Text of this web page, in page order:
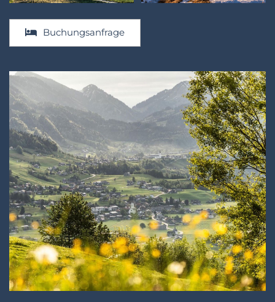
Buchungsanfrage